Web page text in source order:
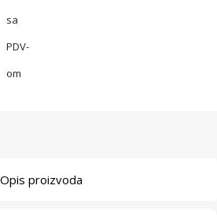
sa
PDV-
om
Opis proizvoda